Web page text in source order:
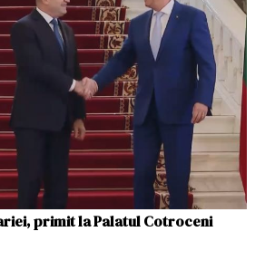
primit la Palatul Cotroceni